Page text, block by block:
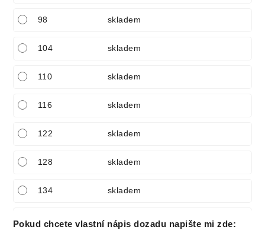
98 skladem
104 skladem
110 skladem
116 skladem
122 skladem
128 skladem
134 skladem
140 skladem
Pokud chcete vlastní nápis dozadu napište mi zde: